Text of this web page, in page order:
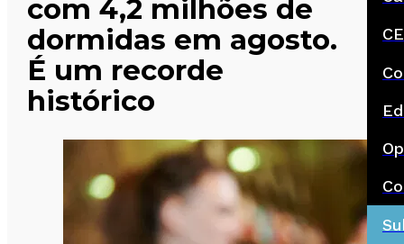
com 4,2 milhões de
dormidas em agosto.
É um recorde
histórico